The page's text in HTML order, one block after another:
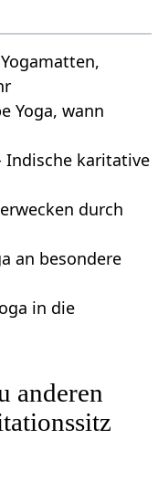
Yoga, wann
Indische karitative
durch
an besondere
in die
anderen